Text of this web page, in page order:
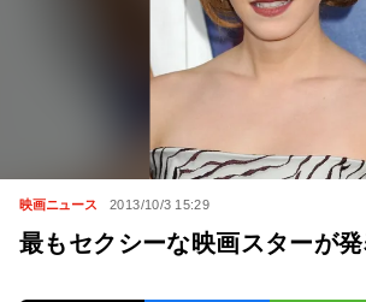
映画ニュース 2013/10/3 15:29
最もセクシーな映画スターが発